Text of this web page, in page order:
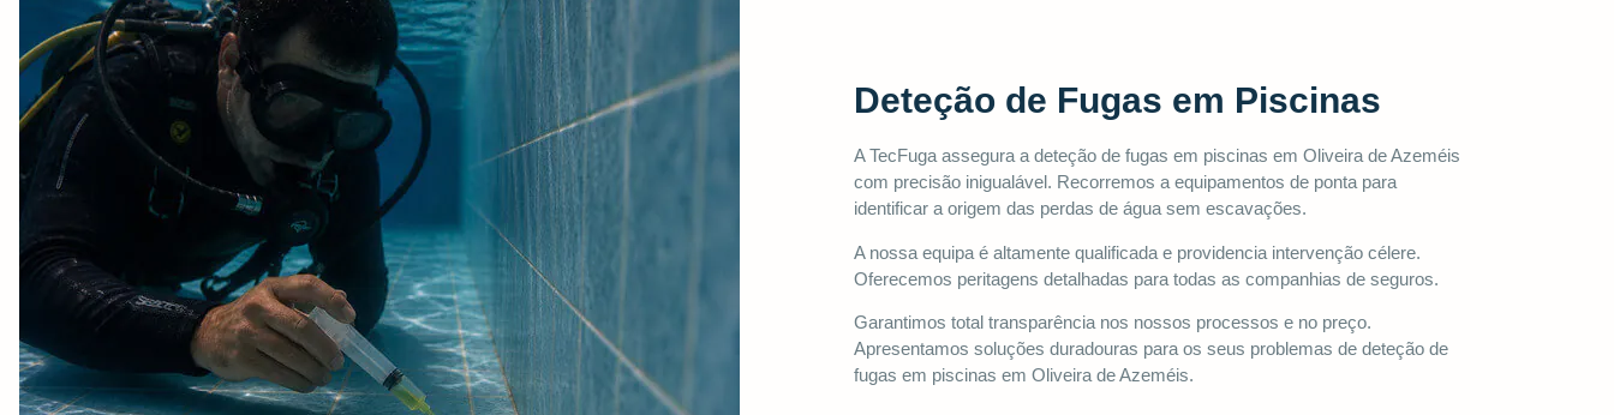
Deteção de Fugas em Piscinas
A TecFuga assegura a deteção de fugas em piscinas em Oliveira de Azeméis
com precisão inigualável. Recorremos a equipamentos de ponta para
identificar a origem das perdas de água sem escavações.
A nossa equipa é altamente qualificada e providencia intervenção célere.
Oferecemos peritagens detalhadas para todas as companhias de seguros.
Garantimos total transparência nos nossos processos e no preço.
Apresentamos soluções duradouras para os seus problemas de deteção de
fugas em piscinas em Oliveira de Azeméis.